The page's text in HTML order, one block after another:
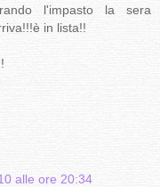
l'impasto la sera
in lista!!
alle ore 20:34